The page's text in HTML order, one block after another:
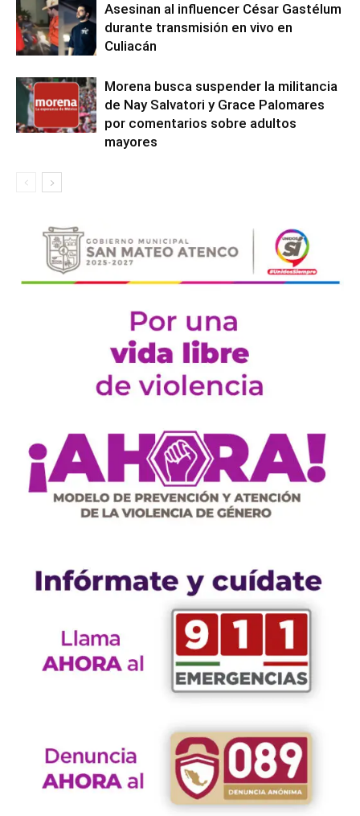
Asesinan al influencer César Gastélum
durante transmisión en vivo en
Culiacán
Morena busca suspender la militancia
de Nay Salvatori y Grace Palomares
por comentarios sobre adultos
mayores